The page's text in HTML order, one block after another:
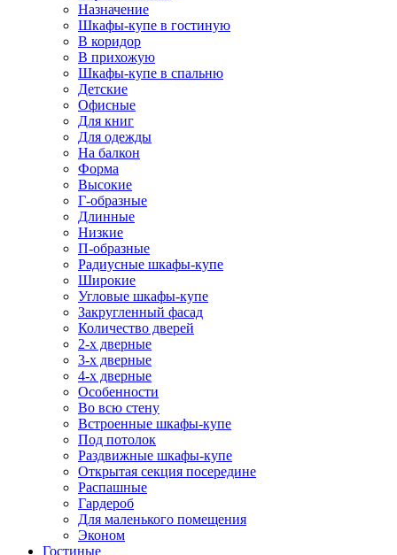
Назначение
Шкафы-купе в гостиную
В коридор
В прихожую
Шкафы-купе в спальню
Детские
Офисные
Для книг
Для одежды
На балкон
Форма
Высокие
Г-образные
Длинные
Низкие
П-образные
Радиусные шкафы-купе
Широкие
Угловые шкафы-купе
Закругленный фасад
Количество дверей
2-х дверные
3-х дверные
4-х дверные
Особенности
Во всю стену
Встроенные шкафы-купе
Под потолок
Раздвижные шкафы-купе
Открытая секция посередине
Распашные
Гардероб
Для маленького помещения
Эконом
Гостиные